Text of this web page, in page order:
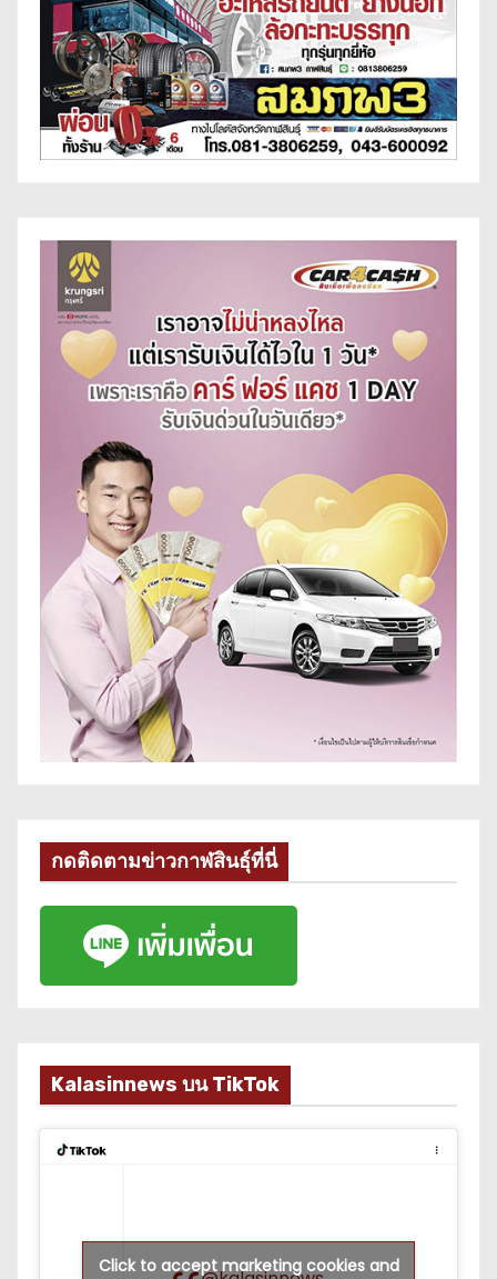
กดติดตามข่าวกาฬสินธุ์ที่นี่
Kalasinnews บน TikTok
Click to accept marketing cookies and